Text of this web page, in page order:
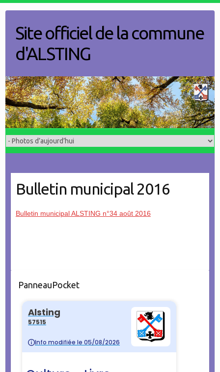
contentSite officiel de la commune
d'ALSTING
Bulletin municipal 2016
Bulletin municipal ALSTING n°34 août 2016
PanneauPocket